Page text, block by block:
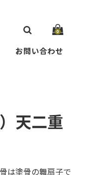
0
お問い合わせ
天二重
は塗骨の舞扇子で